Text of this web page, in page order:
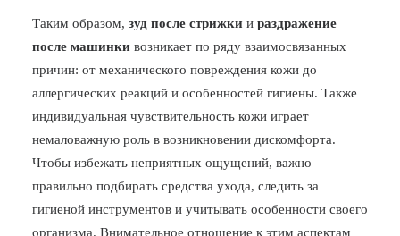
Таким образом, зуд после стрижки и раздражение
после машинки возникает по ряду взаимосвязанных
причин: от механического повреждения кожи до
аллергических реакций и особенностей гигиены. Также
индивидуальная чувствительность кожи играет
немаловажную роль в возникновении дискомфорта.
Чтобы избежать неприятных ощущений, важно
правильно подбирать средства ухода, следить за
гигиеной инструментов и учитывать особенности своего
организма. Внимательное отношение к этим аспектам